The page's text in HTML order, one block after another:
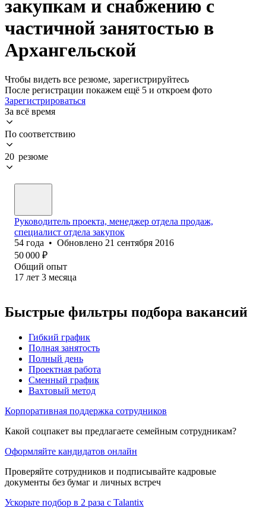
закупкам и снабжению с
частичной занятостью в
Архангельской
Чтобы видеть все резюме, зарегистрируйтесь
После регистрации покажем ещё 5 и откроем фото
Зарегистрироваться
За всё время
По соответствию
20 резюме
Руководитель проекта, менеджер отдела продаж,
специалист отдела закупок
54 года • Обновлено 21 сентября 2016
50 000 ₽
Общий опыт
17 лет 3 месяца
Быстрые фильтры подбора вакансий
Гибкий график
Полная занятость
Полный день
Проектная работа
Сменный график
Вахтовый метод
Корпоративная поддержка сотрудников
Какой соцпакет вы предлагаете семейным сотрудникам?
Оформляйте кандидатов онлайн
Проверяйте сотрудников и подписывайте кадровые
документы без бумаг и личных встреч
Ускорьте подбор в 2 раза с Talantix